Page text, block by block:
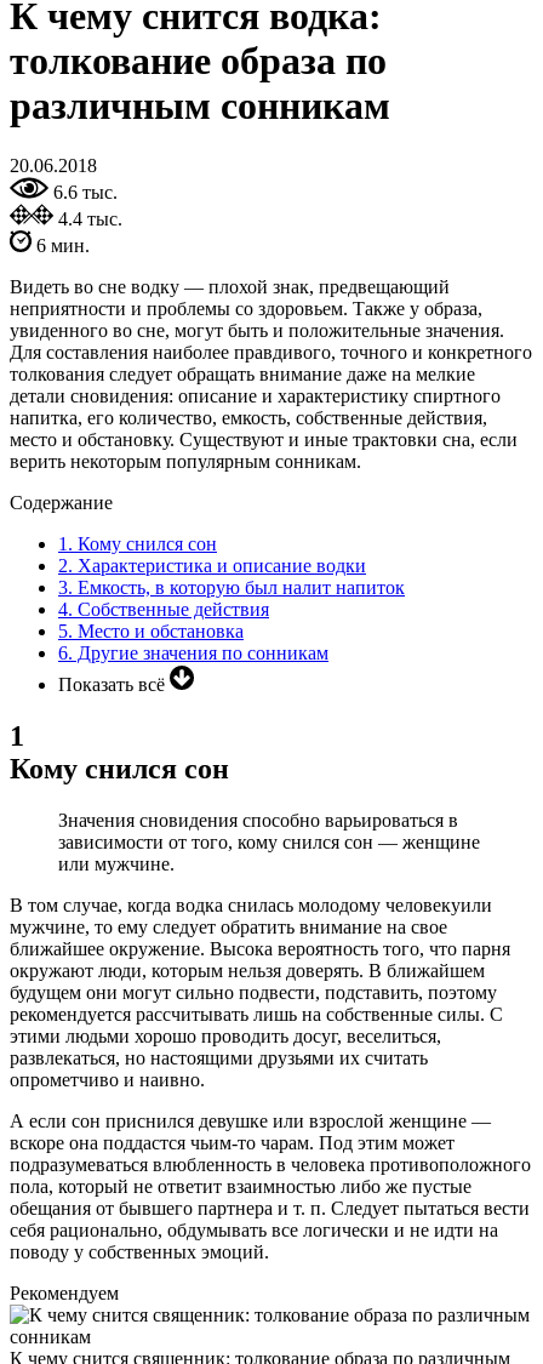
К чему снится водка:
толкование образа по
различным сонникам
20.06.2018
6.6 тыс.
4.4 тыс.
6 мин.
Видеть во сне водку — плохой знак, предвещающий
неприятности и проблемы со здоровьем. Также у образа,
увиденного во сне, могут быть и положительные значения.
Для составления наиболее правдивого, точного и конкретного
толкования следует обращать внимание даже на мелкие
детали сновидения: описание и характеристику спиртного
напитка, его количество, емкость, собственные действия,
место и обстановку. Существуют и иные трактовки сна, если
верить некоторым популярным сонникам.
Содержание
1. Кому снился сон
2. Характеристика и описание водки
3. Емкость, в которую был налит напиток
4. Собственные действия
5. Место и обстановка
6. Другие значения по сонникам
Показать всё
1
Кому снился сон
Значения сновидения способно варьироваться в
зависимости от того, кому снился сон — женщине
или мужчине.
В том случае, когда водка снилась молодому человекуили
мужчине, то ему следует обратить внимание на свое
ближайшее окружение. Высока вероятность того, что парня
окружают люди, которым нельзя доверять. В ближайшем
будущем они могут сильно подвести, подставить, поэтому
рекомендуется рассчитывать лишь на собственные силы. С
этими людьми хорошо проводить досуг, веселиться,
развлекаться, но настоящими друзьями их считать
опрометчиво и наивно.
А если сон приснился девушке или взрослой женщине —
вскоре она поддастся чьим-то чарам. Под этим может
подразумеваться влюбленность в человека противоположного
пола, который не ответит взаимностью либо же пустые
обещания от бывшего партнера и т. п. Следует пытаться вести
себя рационально, обдумывать все логически и не идти на
поводу у собственных эмоций.
Рекомендуем
К чему снится священник: толкование образа по различным